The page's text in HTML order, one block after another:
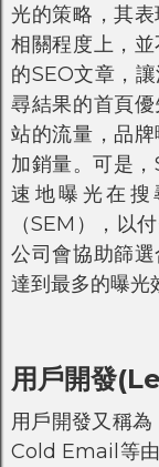
光的策略，其
相關程度上，
的SEO文章，
尋結果的首頁
站的流量，品
加銷量。可是
速地曝光在
（SEM），以
公司會協助篩
達到最多的曝光
用戶開發
用戶開發又稱
Cold Email等